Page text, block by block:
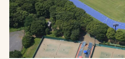
会社概要
採用情報